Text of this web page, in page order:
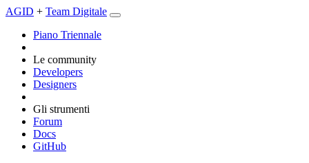
AGID + Team Digitale
Piano Triennale
Le community
Developers
Designers
Gli strumenti
Forum
Docs
GitHub